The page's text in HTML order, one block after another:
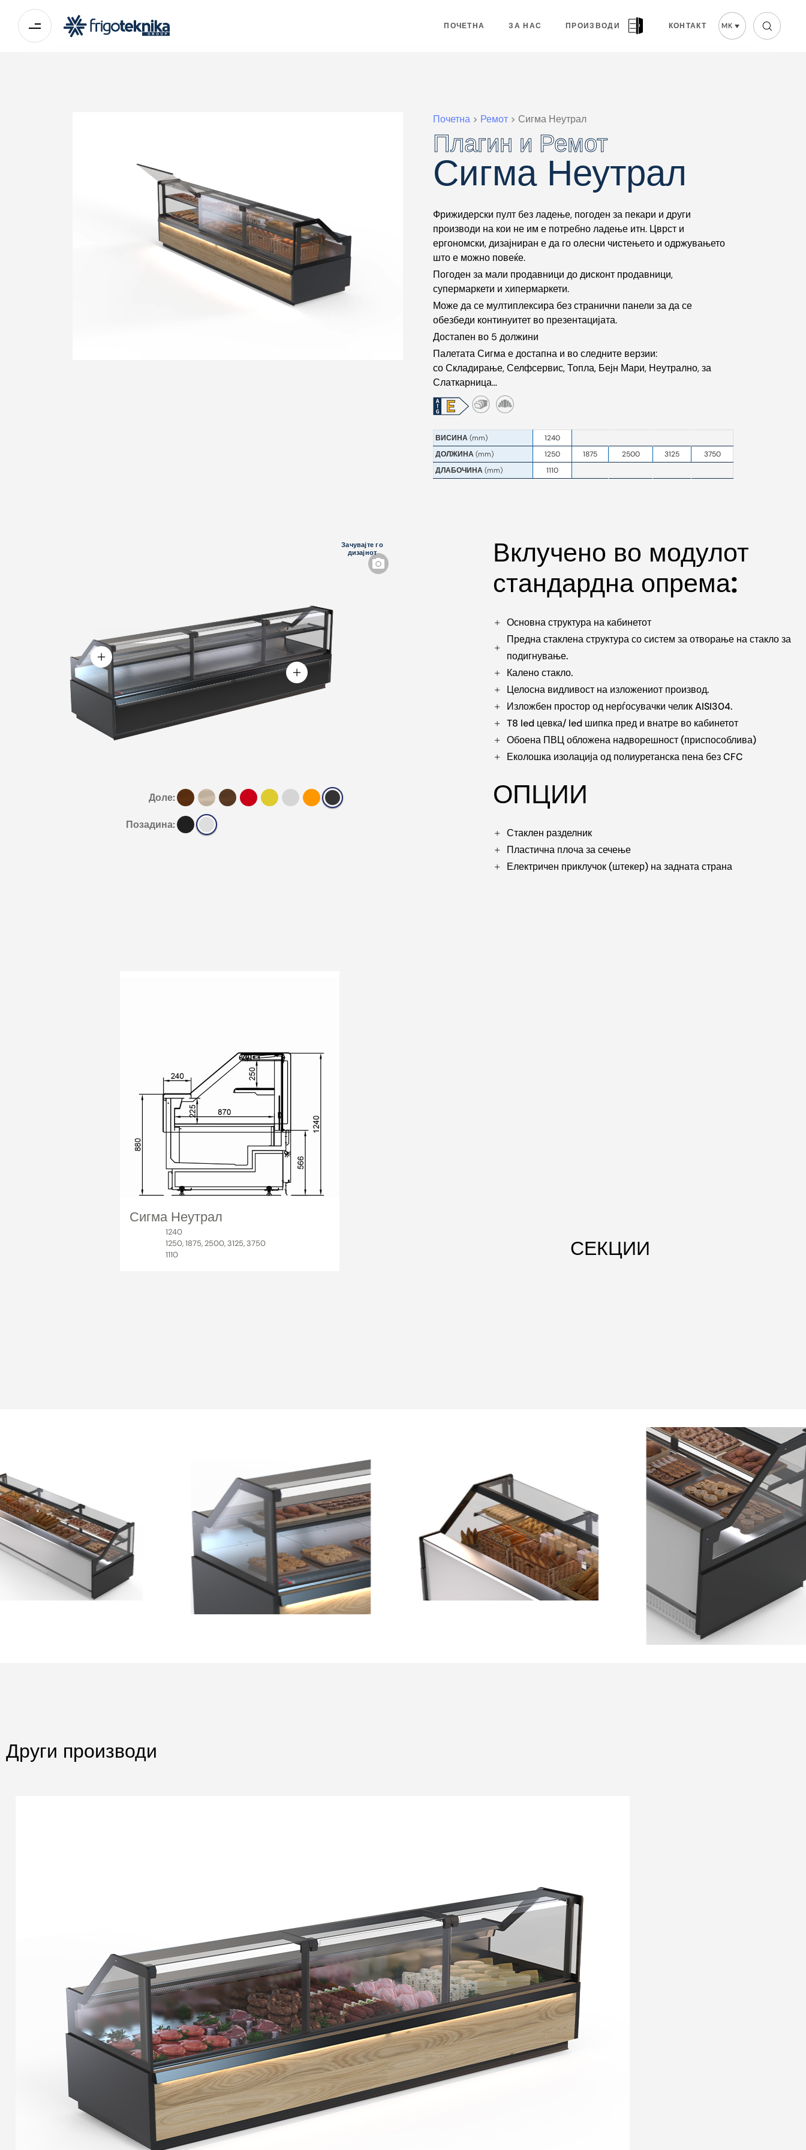
ПОЧЕТНА ЗА НАС ПРОИЗВОДИ КОНТАКТ MK
Почетна > Ремот > Сигма Неутрал
Плагин и Ремот
Плагин и Ремот
Сигма Неутрал
Фрижидерски пулт без ладење, погоден за пекари и други
производи на кои не им е потребно ладење итн. Цврст и
ергономски, дизајниран е да го олесни чистењето и одржувањето
што е можно повеќе.
Погоден за мали продавници до дисконт продавници,
супермаркети и хипермаркети.
Може да се мултиплексира без странични панели за да се
обезбеди континуитет во презентацијата.
Достапен во 5 должини
Палетата Сигма е достапна и во следните верзии:
со Складирање, Селфсервис, Топла, Бејн Мари, Неутрално, за
Слаткарница…
ВИСИНА(mm)
1240
ДОЛЖИНА(mm) 1250 1875 2500 3125
3750
ДЛАБОЧИНА(mm) 1110
Зачувајте го
дизајнот
Доле:
Позадина:
Вклучено во модулот
стандардна опрема:
Основна структура на кабинетот
Предна стаклена структура со систем за отворање на стакло за
подигнување.
Калено стакло.
Целосна видливост на изложениот производ.
Изложбен простор од нерѓосувачки челик AISI304.
T8 led цевка/ led шипка пред и внатре во кабинетот
Обоена ПВЦ обложена надворешност (приспособлива)
Еколошка изолација од полиуретанска пена без CFC
ОПЦИИ
Стаклен разделник
Пластична плоча за сечење
Електричен приклучок (штекер) на задната страна
Сигма Неутрал
1240
1250, 1875, 2500, 3125, 3750
1110
СЕКЦИИ
Други производи